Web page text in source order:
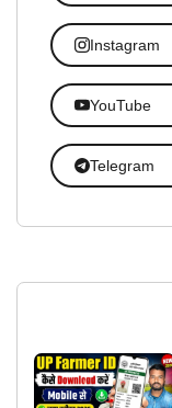
Instagram
YouTube
Telegram